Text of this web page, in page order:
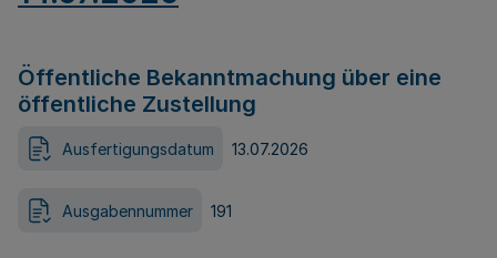
Öffentliche Bekanntmachung über eine
öffentliche Zustellung
Ausfertigungsdatum 13.07.2026
Ausgabennummer 191